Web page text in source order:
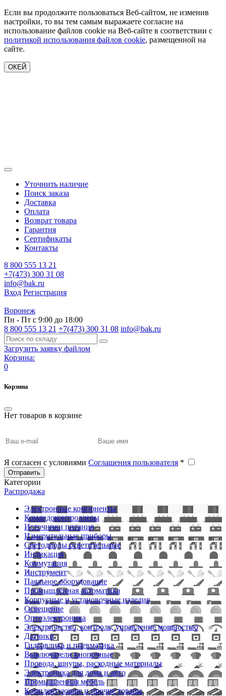
Если вы продолжите пользоваться Веб-сайтом, не изменив
настройки, то вы тем самым выражаете согласие на
использование файлов cookie на Веб-сайте в соответствии с
политикой использования файлов cookie, размещенной на
сайте.
ОКЕЙ
Уточнить наличие
Поиск заказа
Доставка
Оплата
Возврат товара
Гарантия
Сертификаты
Контакты
8 800 555 13 21
+7(473) 300 31 08
info@bak.ru
Вход Регистрация
Воронеж
Пн - Пт с 9:00 до 18:00
8 800 555 13 21 +7(473) 300 31 08 info@bak.ru
Загрузить заявку файлом
Корзина:
0
Корзина
Нет товаров в корзине
Я согласен с условиями Соглашения пользователя *
Отправить
Категории
Распродажа
Электронные компоненты
Командоконтроллеры
Источники питания
Измерительные приборы
Светодиоды осветительные
Индикация
Коммутация
Инструмент
Паяльное оборудование
Промышленная автоматика
Корпусные и установочные изделия
Освещение
Оптоэлектроника
Электричество, контроль, управление мощностью
Датчики
Гидравлика и пневматика
Выключатели кнопочные
Провода, шнуры, расходные материалы
Электроника для дома и авто
Промышленная мебель
Комплектующие и прочие товары